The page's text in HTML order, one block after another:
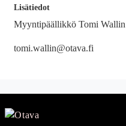
Lisätiedot
Myyntipäällikkö Tomi Wallin
tomi.wallin@otava.fi